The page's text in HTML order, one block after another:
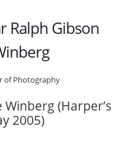
Ralph Gibson
of Photography
(Harper’s
2005)